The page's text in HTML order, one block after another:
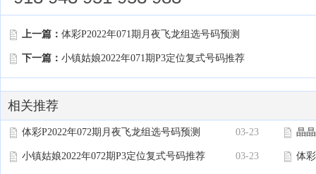
上一篇： 体彩P2022年071期月夜飞龙组选号码预测
下一篇： 小镇姑娘2022年071期P3定位复式号码推荐
相关推荐
体彩P2022年072期月夜飞龙组选号码预测 03-23 晶
小镇姑娘2022年072期P3定位复式号码推荐 03-23 体